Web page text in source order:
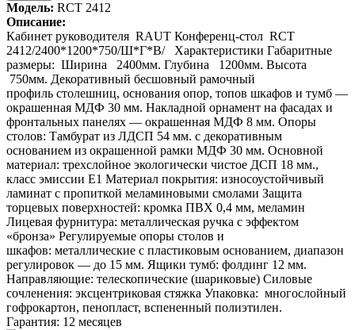
Модель: RCT 2412
Описание:
Кабинет руководителя RAUT Конференц-стол RCT
2412/2400*1200*750/Ш*Г*В/ Характеристики Габаритные
размеры: Ширина 2400мм. Глубина 1200мм. Высота
750мм. Декоративный бесшовный рамочный
профиль столешниц, основания опор, топов шкафов и тумб —
окрашенная МДФ 30 мм. Накладной орнамент на фасадах и
фронтальных панелях — окрашенная МДФ 8 мм. Опоры
столов: Тамбурат из ЛДСП 54 мм. с декоративным
основанием из окрашенной рамки МДФ 30 мм. Основной
материал: трехслойное экологически чистое ДСП 18 мм.,
класс эмиссии Е1 Материал покрытия: износоустойчивый
ламинат с пропиткой меламиновыми смолами Защита
торцевых поверхностей: кромка ПВХ 0,4 мм, меламин
Лицевая фурнитура: металлическая ручка с эффектом
«бронза» Регулируемые опоры столов и
шкафов: металлические с пластиковым основанием, диапазон
регулировок — до 15 мм. Ящики тумб: фолдинг 12 мм.
Направляющие: телескопические (шариковые) Силовые
сочленения: эксцентриковая стяжка Упаковка: многослойный
гофрокартон, пенопласт, вспененный полиэтилен.
Гарантия: 12 месяцев